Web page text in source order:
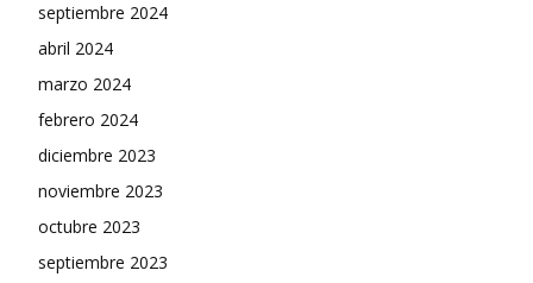
septiembre 2024
abril 2024
marzo 2024
febrero 2024
diciembre 2023
noviembre 2023
octubre 2023
septiembre 2023